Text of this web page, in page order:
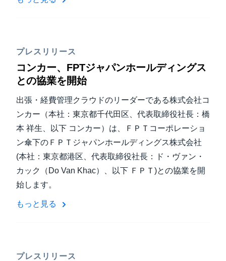
プレスリリース
コンカー、FPTジャパンホールディングス
との協業を開始
出張・経費管理クラウドのリーダーである株式会社コ
ンカー（本社：東京都千代田区、代表取締役社長：橋
本 祥生、以下 コンカー）は、ＦＰＴコーポレーショ
ン傘下のＦＰＴジャパンホールディングス株式会社
(本社：東京都港区、代表取締役社長：ド・ヴァン・
カック（Do Van Khac）、以下 ＦＰＴ)との協業を開
始します。
もっと見る
プレスリリース